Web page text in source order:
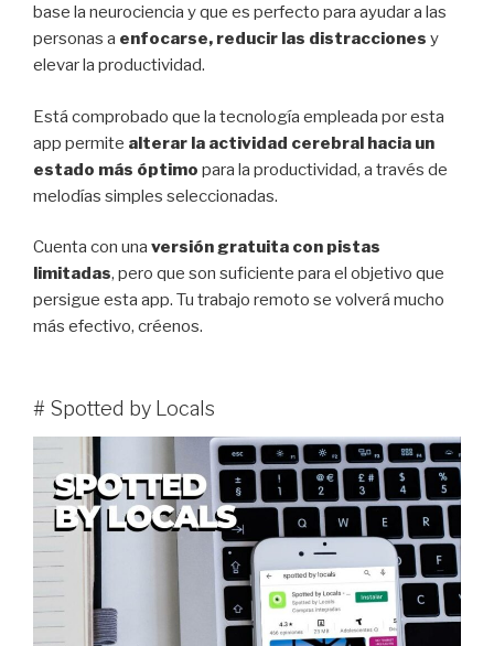
base la neurociencia y que es perfecto para ayudar a las
personas a enfocarse, reducir las distracciones y
elevar la productividad.
Está comprobado que la tecnología empleada por esta
app permite alterar la actividad cerebral hacia un
estado más óptimo para la productividad, a través de
melodías simples seleccionadas.
Cuenta con una versión gratuita con pistas
limitadas, pero que son suficiente para el objetivo que
persigue esta app. Tu trabajo remoto se volverá mucho
más efectivo, créenos.
# Spotted by Locals